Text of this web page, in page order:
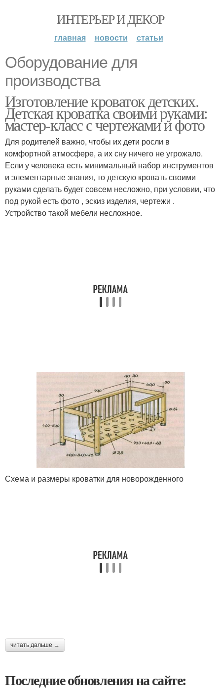
ИНТЕРЬЕР И ДЕКОР
главная новости статьи
Оборудование для
производства
Изготовление кроваток детских.
Детская кроватка своими руками:
мастер-класс с чертежами и фото
Для родителей важно, чтобы их дети росли в
комфортной атмосфере, а их сну ничего не угрожало.
Если у человека есть минимальный набор инструментов
и элементарные знания, то детскую кровать своими
руками сделать будет совсем несложно, при условии, что
под рукой есть фото , эскиз изделия, чертежи .
Устройство такой мебели несложное.
Схема и размеры кроватки для новорожденного
читать дальше →
Последние обновления на сайте: